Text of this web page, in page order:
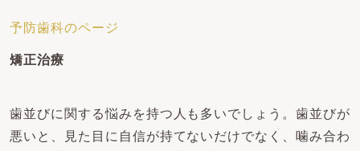
予防歯科のページ
矯正治療
歯並びに関する悩みを持つ人も多いでしょう。歯並びが
悪いと、見た目に自信が持てないだけでなく、噛み合わ